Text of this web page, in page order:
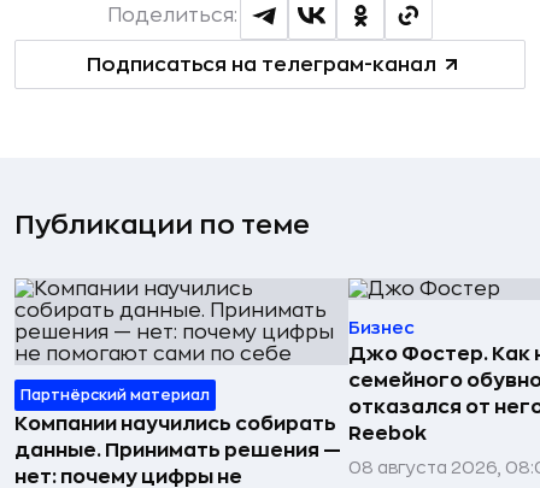
Подписаться на телеграм-канал
Поделиться:
Публикации по теме
Партнёрский материал
Компании научились собирать
данные. Принимать решения —
нет: почему цифры не
Бизнес
Джо Фостер. Как
семейного
отказался от
Reebok
08 августа 2026,